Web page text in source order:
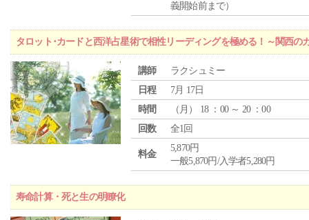
義開始前まで）
タロット･カードと西洋占星術で相性リーディングを極める！～関西の
講師
ラクシュミー
日程
7月 17日
時間
（ 月 ） 18 ：00 ～ 20 ：00
回数
全1回
料金
5,870円
一般5,870円/入学者5,280円
寿命計算・死と生の明瞭化